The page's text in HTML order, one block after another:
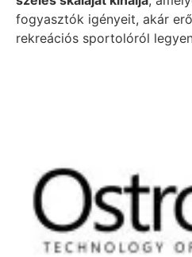
fogyasztók igényeit, akár
rekreációs sportolóról